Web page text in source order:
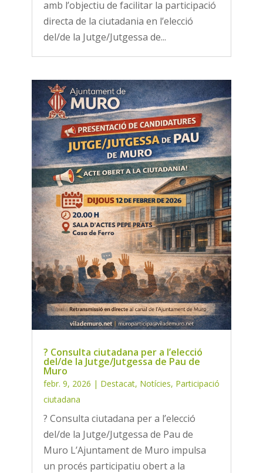
amb l’objectiu de facilitar la participació
directa de la ciutadania en l’elecció
del/de la Jutge/Jutgessa de...
?️ Consulta ciutadana per a l’elecció
del/de la Jutge/Jutgessa de Pau de
Muro
febr. 9, 2026 | Destacat, Notícies, Participació
ciutadana
?️ Consulta ciutadana per a l’elecció
del/de la Jutge/Jutgessa de Pau de
Muro L’Ajuntament de Muro impulsa
un procés participatiu obert a la